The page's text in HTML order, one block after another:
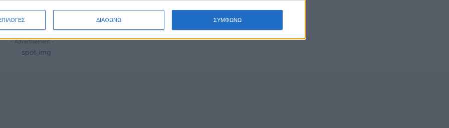
ΔΙΑΦΩΝΩ ΣΥΜΦΩΝΩ
- Advertisement -